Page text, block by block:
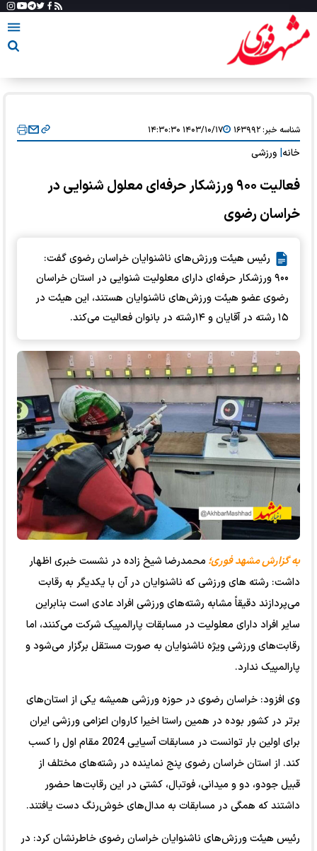
شناسه خبر:۱۶۳۹۹۲ ۱۴۰۳/۱۰/۱۷ ۱۴:۳۰:۳۰
خانه ورزشی
فعالیت ۹۰۰ ورزشکار حرفه‌ای معلول شنوایی در
خراسان رضوی
رئیس هیئت ورزش‌های ناشنوایان خراسان رضوی گفت:
۹۰۰ ورزشکار حرفه‌ای دارای معلولیت شنوایی در استان خراسان
رضوی عضو هیئت ورزش‌های ناشنوایان هستند، این هیئت در
۱۵ رشته در آقایان و ۱۴رشته در بانوان فعالیت می‌کند.
به گزارش مشهد فوری؛ محمدرضا شیخ زاده در نشست خبری اظهار
داشت: رشته های ورزشی که ناشنوایان در آن با یکدیگر به رقابت
می‌پردازند دقیقاً مشابه رشته‌های ورزشی افراد عادی است بنابراین
سایر افراد دارای معلولیت در مسابقات پارالمپیک شرکت می‌کنند، اما
رقابت‌های ورزشی ویژه ناشنوایان به صورت مستقل برگزار می‌شود و
پارالمپیک ندارد.
وی افزود: خراسان رضوی در حوزه ورزشی همیشه یکی از استان‌های
برتر در کشور بوده در همین راستا اخیرا کاروان اعزامی ورزشی ایران
برای اولین بار توانست در مسابقات آسیایی 2024 مقام اول را کسب
کند. از استان خراسان رضوی پنج نماینده در رشته‌های مختلف از
قبیل جودو، دو و میدانی، فوتبال، کشتی در این رقابت‌ها حضور
داشتند که همگی در مسابقات به مدال‌های خوش‌رنگ دست یافتند.
رئیس هیئت ورزش‌های ناشنوایان خراسان رضوی خاطرنشان کرد: در